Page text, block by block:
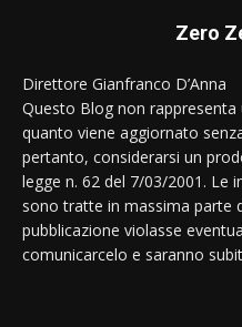
Zero
Direttore Gianfranco D’Anna
Questo Blog non
quanto viene aggiornato
pertanto, considerarsi un
legge n. 62 del 7/03/2001. Le
sono tratte in massima parte
pubblicazione violasse
comunicarcelo e saranno